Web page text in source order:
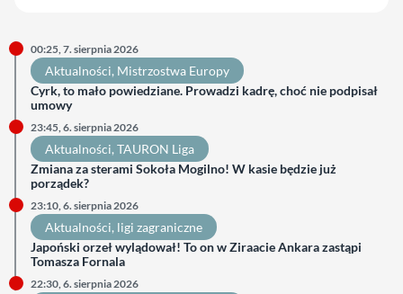
00:25, 7. sierpnia 2026
Aktualności, Mistrzostwa Europy
Cyrk, to mało powiedziane. Prowadzi kadrę, choć nie podpisał
umowy
23:45, 6. sierpnia 2026
Aktualności, TAURON Liga
Zmiana za sterami Sokoła Mogilno! W kasie będzie już
porządek?
23:10, 6. sierpnia 2026
Aktualności, ligi zagraniczne
Japoński orzeł wylądował! To on w Ziraacie Ankara zastąpi
Tomasza Fornala
22:30, 6. sierpnia 2026